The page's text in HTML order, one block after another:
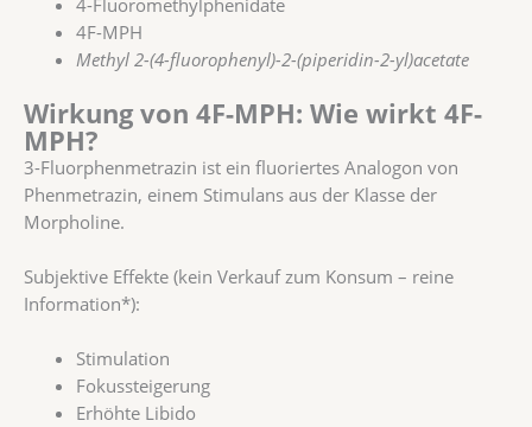
4F-MPH
Methyl 2-(4-fluorophenyl)-2-(piperidin-2-yl)acetate
Wirkung von 4F-MPH: Wie wirkt 4F-
MPH?
3-Fluorphenmetrazin ist ein fluoriertes Analogon von
Phenmetrazin, einem Stimulans aus der Klasse der
Morpholine.
Subjektive Effekte (kein Verkauf zum Konsum – reine
Information*):
Stimulation
Fokussteigerung
Erhöhte Libido